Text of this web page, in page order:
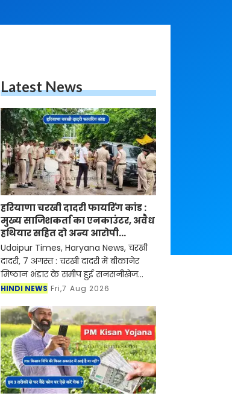
Latest News
हरियाणा चरखी दादरी फायरिंग कांड :
मुख्य साजिशकर्ता का एनकाउंटर, अवैध
हथियार सहित दो अन्य आरोपी
गिरफ्तार
Udaipur Times, Haryana News, चरखी
दादरी, 7 अगस्त : चरखी दादरी में बीकानेर
मिष्ठान भंडार के समीप हुई सनसनीखेज
फायरिंग मामले में जिला पुलिस ने 24 घंटे
गोलीकांड के मुख्
HINDI NEWS Fri,7 Aug 2026